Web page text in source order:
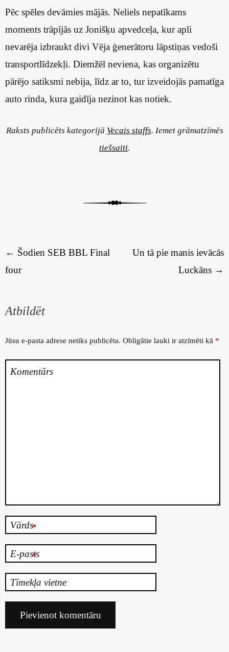
Pēc spēles devāmies mājās. Neliels nepatīkams
moments trāpījās uz Jonišķu apvedceļa, kur apli
nevarēja izbraukt divi Vēja ģenerātoru lāpstiņas vedoši
transportlīdzekļi. Diemžēl neviena, kas organizētu
pārējo satiksmi nebija, līdz ar to, tur izveidojās pamatīga
auto rinda, kura gaidīja nezinot kas notiek.
Raksts publicēts kategorijā Vecais staffs. Iemet grāmatzīmēs
tiešsaiti.
Rakstu navigācija
← Šodien SEB BBL Final
four
Un tā pie manis ievācās
Luckāns →
Atbildēt
Jūsu e-pasta adrese netiks publicēta. Obligātie lauki ir atzīmēti kā *
Komentārs
Vārds*
E-pasts
*
Tīmekļa vietne